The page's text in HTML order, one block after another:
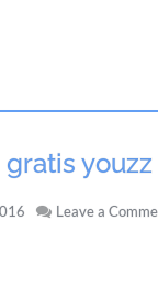
youzz
Leave a